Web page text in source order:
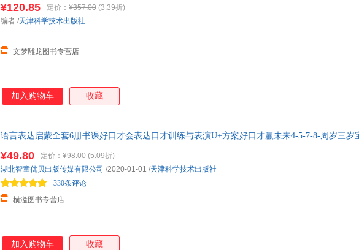
¥120.85 定价： ¥357.00 (3.39折)
文梦雕龙图书专营店
编者 /天津科学技术出版社
加入购物车 收藏
语言表达启蒙全套6册书课好口才会表达口才训练与表演U+方案好口才赢未来4-5-7-8-周岁三岁
¥49.80 定价： ¥98.00 (5.09折)
横溢图书专营店
330条评论
湖北智童优贝出版传媒有限公司 /2020-01-01 /天津科学技术出版社
加入购物车 收藏